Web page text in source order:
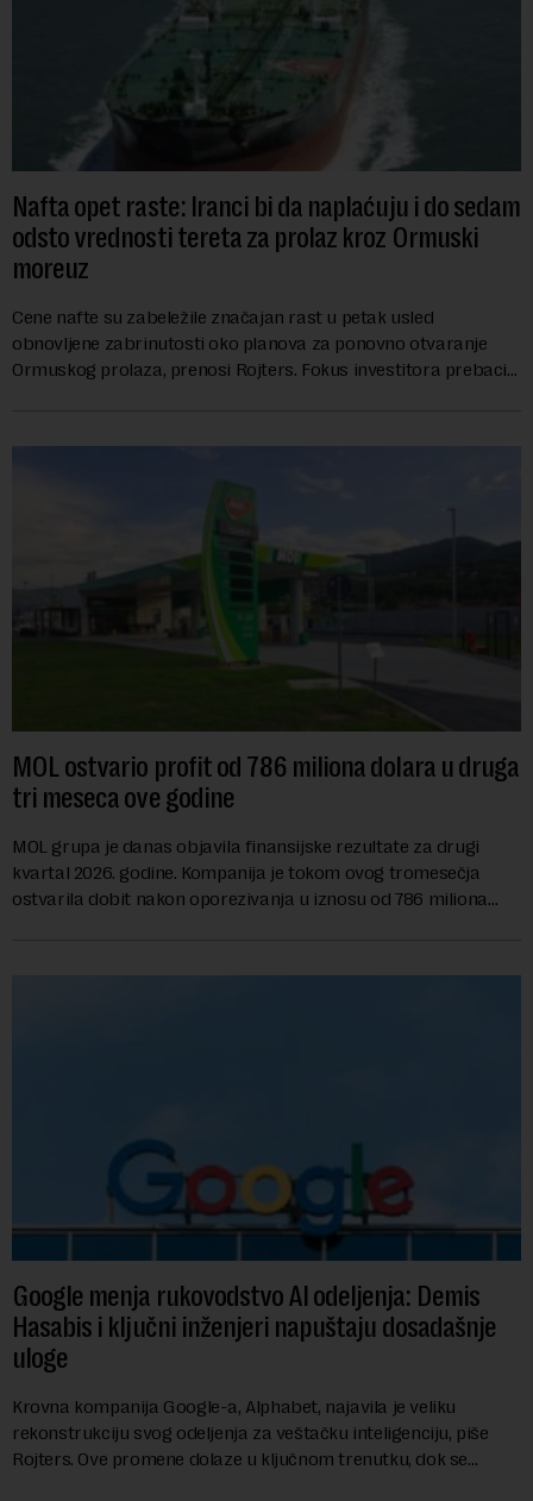
Nafta opet raste: Iranci bi da naplaćuju i do sedam
odsto vrednosti tereta za prolaz kroz Ormuski
moreuz
Cene nafte su zabeležile značajan rast u petak usled
obnovljene zabrinutosti oko planova za ponovno otvaranje
Ormuskog prolaza, prenosi Rojters. Fokus investitora prebacio
MOL ostvario profit od 786 miliona dolara u druga
tri meseca ove godine
MOL grupa je danas objavila finansijske rezultate za drugi
kvartal 2026. godine. Kompanija je tokom ovog tromesečja
ostvarila dobit nakon oporezivanja u iznosu od 786 miliona
Google menja rukovodstvo AI odeljenja: Demis
Hasabis i ključni inženjeri napuštaju dosadašnje
uloge
Krovna kompanija Google-a, Alphabet, najavila je veliku
rekonstrukciju svog odeljenja za veštačku inteligenciju, piše
Rojters. Ove promene dolaze u ključnom trenutku, dok se